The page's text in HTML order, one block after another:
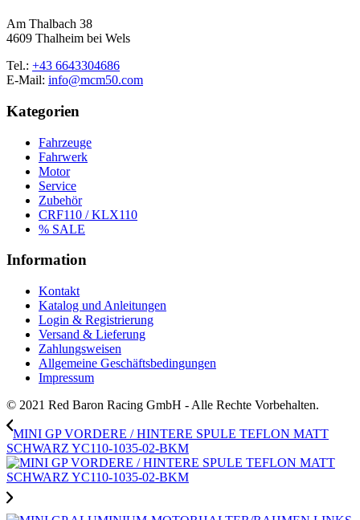
Am Thalbach 38
4609 Thalheim bei Wels
Tel.: +43 6643304686
E-Mail: info@mcm50.com
Kategorien
Fahrzeuge
Fahrwerk
Motor
Service
Zubehör
CRF110 / KLX110
% SALE
Information
Kontakt
Katalog und Anleitungen
Login & Registrierung
Versand & Lieferung
Zahlungsweisen
Allgemeine Geschäftsbedingungen
Impressum
© 2021 Red Baron Racing GmbH - Alle Rechte Vorbehalten.
MINI GP VORDERE / HINTERE SPULE TEFLON MATT
SCHWARZ YC110-1035-02-BKM